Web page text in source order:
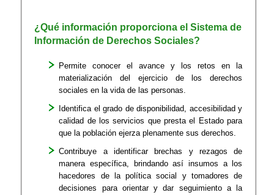
¿Qué información proporciona el Sistema de
Información de Derechos Sociales?
Permite conocer el avance y los retos en la
materialización del ejercicio de los derechos
sociales en la vida de las personas.
Identifica el grado de disponibilidad, accesibilidad y
calidad de los servicios que presta el Estado para
que la población ejerza plenamente sus derechos.
Contribuye a identificar brechas y rezagos de
manera específica, brindando así insumos a los
hacedores de la política social y tomadores de
decisiones para orientar y dar seguimiento a la